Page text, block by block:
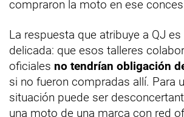
compraron la moto en ese
La respuesta que atribuye a QJ
delicada: que esos talleres
oficiales no tendrían obligación
si no fueron compradas allí. Para
situación puede ser
una moto de una marca con red